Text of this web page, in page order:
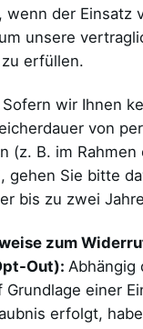
wenn der Einsatz
unsere
erfüllen.
Sofern wir Ihnen
von
(z. B. im Rahmen
gehen Sie bitte
bis zu zwei
zum
Out): Abhängig
Grundlage einer
erfolgt,